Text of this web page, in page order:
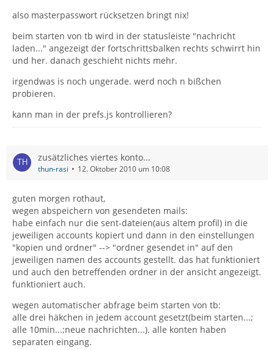
also masterpasswort rücksetzen bringt nix!
beim starten von tb wird in der statusleiste "nachricht
laden..." angezeigt der fortschrittsbalken rechts schwirrt hin
und her. danach geschieht nichts mehr.
irgendwas is noch ungerade. werd noch n bißchen
probieren.
kann man in der prefs.js kontrollieren?
zusätzliches viertes konto...
thun-rasi 12. Oktober 2010 um 10:08
guten morgen rothaut,
wegen abspeichern von gesendeten mails:
habe einfach nur die sent-dateien(aus altem profil) in die
jeweiligen accounts kopiert und dann in den einstellungen
"kopien und ordner" --> "ordner gesendet in" auf den
jeweiligen namen des accounts gestellt. das hat funktioniert
und auch den betreffenden ordner in der ansicht angezeigt.
funktioniert auch.
wegen automatischer abfrage beim starten von tb:
alle drei häkchen in jedem account gesetzt(beim starten...;
alle 10min...;neue nachrichten...). alle konten haben
separaten eingang.